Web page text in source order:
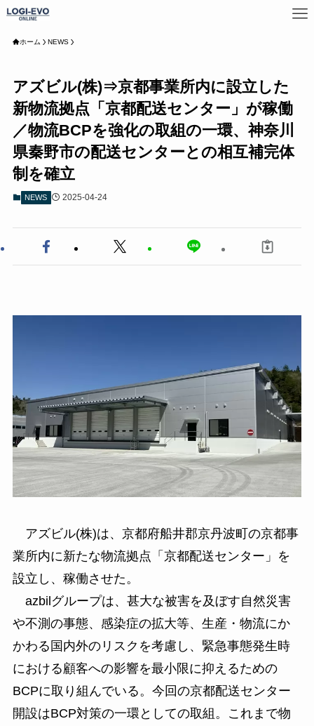
ホーム NEWS
アズビル(株)⇒京都事業所内に設立した
新物流拠点「京都配送センター」が稼働
／物流BCPを強化の取組の一環、神奈川
県秦野市の配送センターとの相互補完体
制を確立
NEWS 2025-04-24
アズビル(株)は、京都府船井郡京丹波町の京都事
業所内に新たな物流拠点「京都配送センター」を
設立し、稼働させた。
azbilグループは、甚大な被害を及ぼす自然災害
や不測の事態、感染症の拡大等、生産・物流にか
かわる国内外のリスクを考慮し、緊急事態発生時
における顧客への影響を最小限に抑えるための
BCPに取り組んでいる。今回の京都配送センター
開設はBCP対策の一環としての取組。これまで物